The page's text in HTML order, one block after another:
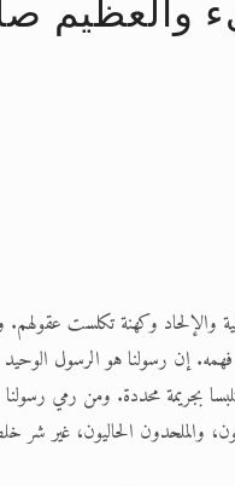
حِكم، وأهداف >>
الجماعة >>
الجماعة >>
الرسائل المرسلة
كافة الردود على
وتعرّف على حقيقة
والعظيم
والإلحاد وكهنة تكلست
إن رسولنا هو الرسول
بجريمة محددة. ومن رمي
والملحدون الحاليون، غير